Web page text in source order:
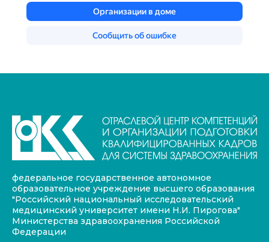
федеральное государственное автономное
образовательное учреждение высшего образования
"Российский национальный исследовательский
медицинский университет имени Н.И. Пирогова"
Министерства здравоохранения Российской
Федерации